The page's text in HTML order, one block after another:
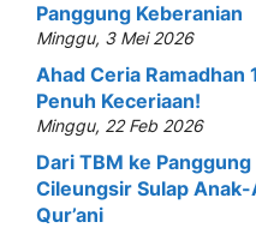
Panggung Keberanian
Minggu, 3 Mei 2026
Ahad Ceria Ramadhan
Penuh Keceriaan!
Minggu, 22 Feb 2026
Dari TBM ke
Cileungsir Sulap
Qur’ani